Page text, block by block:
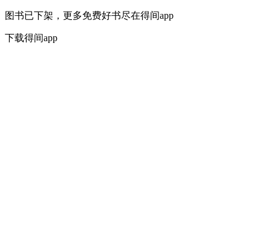
图书已下架，更多免费好书尽在得间app
下载得间app